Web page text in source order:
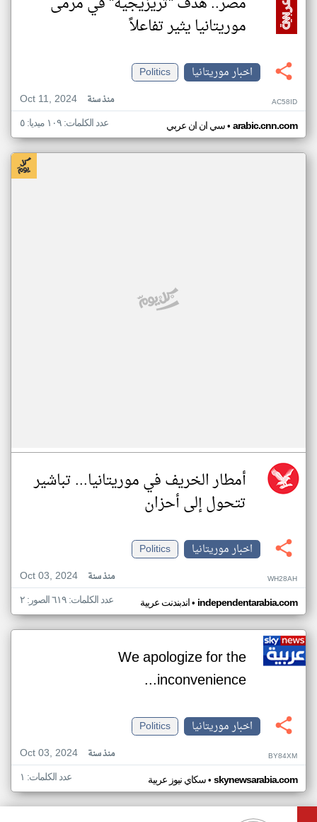
موريتانيا يثير تفاعلاً
اخبار موريتانيا
Politics
Oct 11, 2024
منذ سنة AC58ID
سي ان ان عربي• arabic.cnn.com عدد الكلمات: ١٠٩ ميديا: ٥
أمطار الخريف في موريتانيا... تباشير
تتحول إلى أحزان
اخبار موريتانيا
Politics
Oct 03, 2024
منذ سنة WH28AH
اندبندنت عربية• independentarabia.com عدد الكلمات: ٦١٩ الصور: ٢
We apologize for the
inconvenience...
اخبار موريتانيا
Politics
Oct 03, 2024
منذ سنة BY84XM
سكاي نيوز عربية• skynewsarabia.com عدد الكلمات: ١